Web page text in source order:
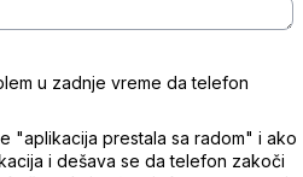
u zadnje vreme da telefon
"aplikacija prestala sa radom" i ako
i dešava se da telefon zakoči